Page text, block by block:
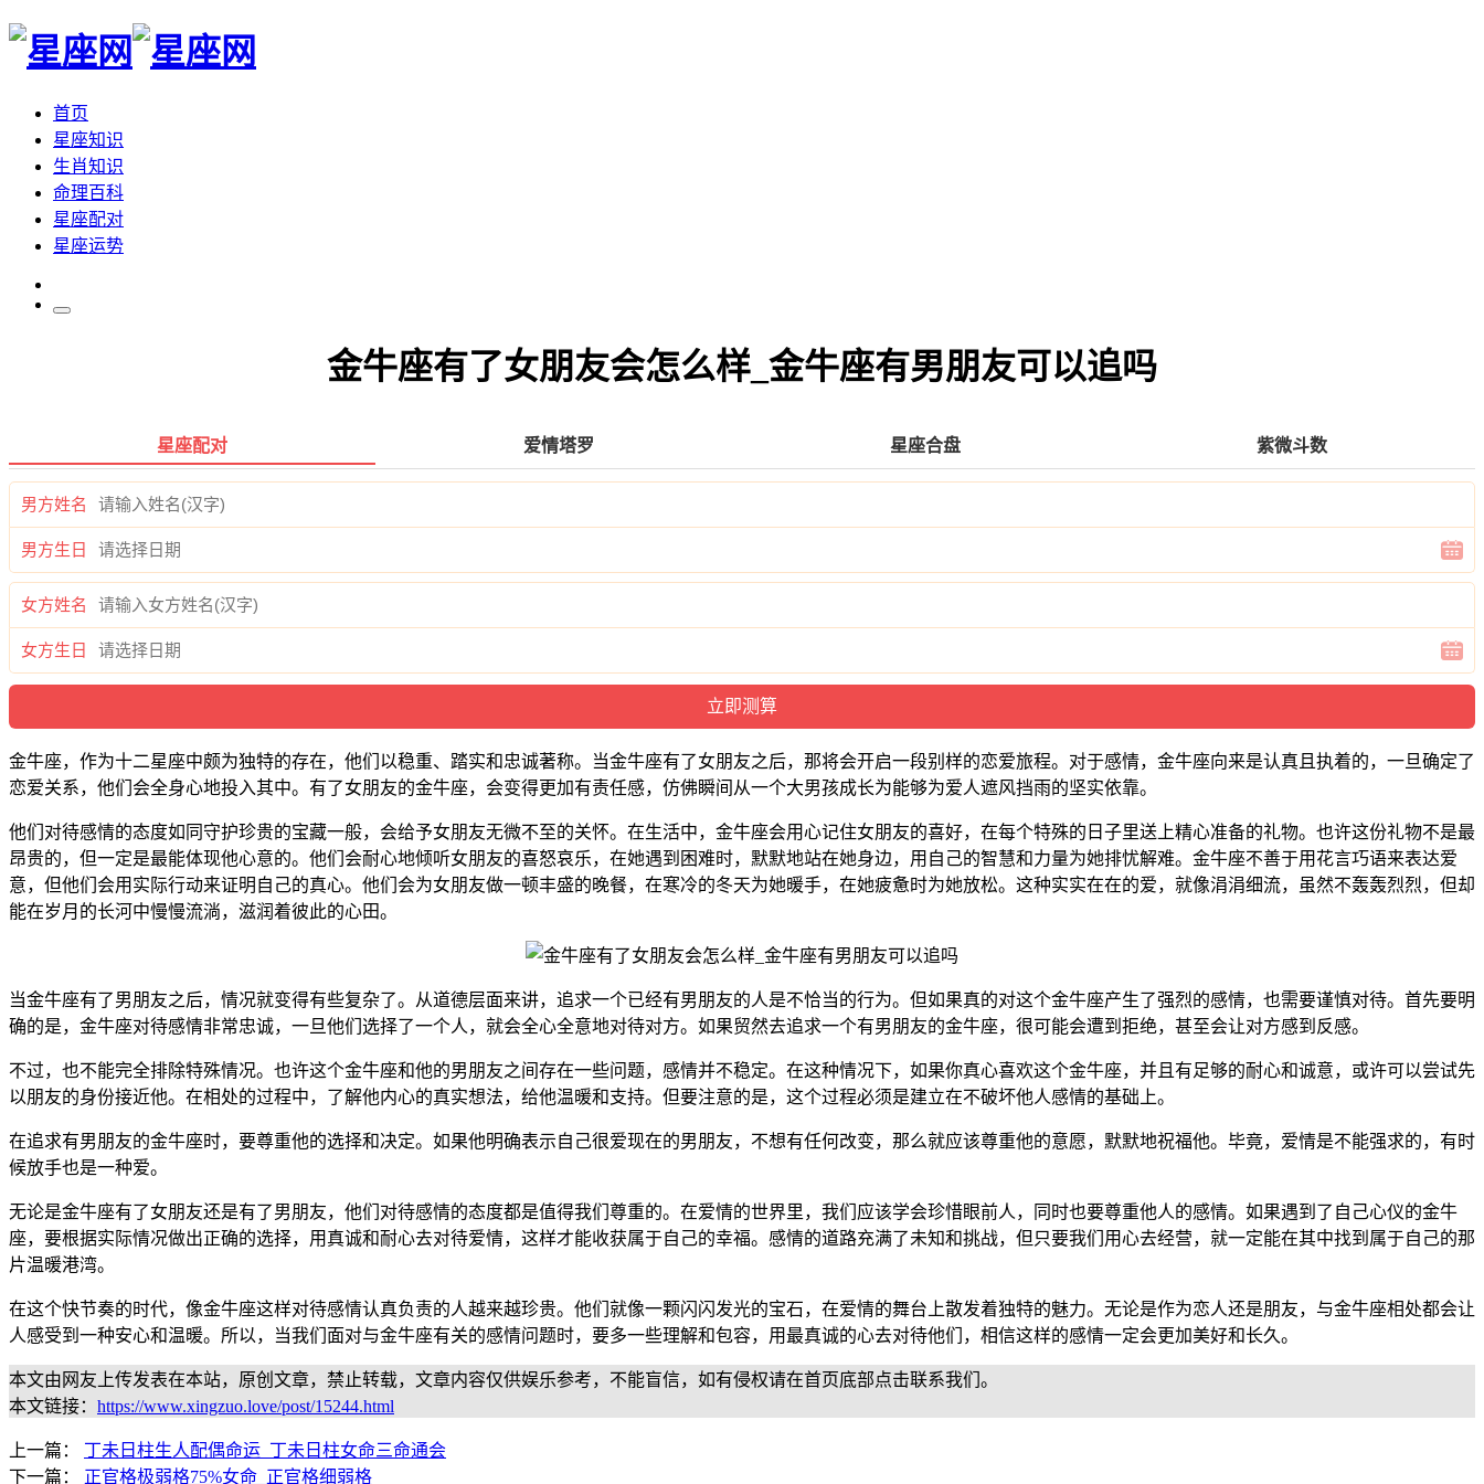
首页
星座知识
生肖知识
命理百科
星座配对
星座运势
金牛座有了女朋友会怎么样_金牛座有男朋友可以追吗
星座配对 爱情塔罗 星座合盘 紫微斗数
男方姓名
男方生日
女方姓名
女方生日
金牛座，作为十二星座中颇为独特的存在，他们以稳重、踏实和忠诚著称。当金牛座有了女朋友之后，那将会开启一段别样的恋爱旅程。对于感情，金牛座向来是认真且执着的，一旦确定了
恋爱关系，他们会全身心地投入其中。有了女朋友的金牛座，会变得更加有责任感，仿佛瞬间从一个大男孩成长为能够为爱人遮风挡雨的坚实依靠。
他们对待感情的态度如同守护珍贵的宝藏一般，会给予女朋友无微不至的关怀。在生活中，金牛座会用心记住女朋友的喜好，在每个特殊的日子里送上精心准备的礼物。也许这份礼物不是最
昂贵的，但一定是最能体现他心意的。他们会耐心地倾听女朋友的喜怒哀乐，在她遇到困难时，默默地站在她身边，用自己的智慧和力量为她排忧解难。金牛座不善于用花言巧语来表达爱
意，但他们会用实际行动来证明自己的真心。他们会为女朋友做一顿丰盛的晚餐，在寒冷的冬天为她暖手，在她疲惫时为她放松。这种实实在在的爱，就像涓涓细流，虽然不轰轰烈烈，但却
能在岁月的长河中慢慢流淌，滋润着彼此的心田。
当金牛座有了男朋友之后，情况就变得有些复杂了。从道德层面来讲，追求一个已经有男朋友的人是不恰当的行为。但如果真的对这个金牛座产生了强烈的感情，也需要谨慎对待。首先要明
确的是，金牛座对待感情非常忠诚，一旦他们选择了一个人，就会全心全意地对待对方。如果贸然去追求一个有男朋友的金牛座，很可能会遭到拒绝，甚至会让对方感到反感。
不过，也不能完全排除特殊情况。也许这个金牛座和他的男朋友之间存在一些问题，感情并不稳定。在这种情况下，如果你真心喜欢这个金牛座，并且有足够的耐心和诚意，或许可以尝试先
以朋友的身份接近他。在相处的过程中，了解他内心的真实想法，给他温暖和支持。但要注意的是，这个过程必须是建立在不破坏他人感情的基础上。
在追求有男朋友的金牛座时，要尊重他的选择和决定。如果他明确表示自己很爱现在的男朋友，不想有任何改变，那么就应该尊重他的意愿，默默地祝福他。毕竟，爱情是不能强求的，有时
候放手也是一种爱。
无论是金牛座有了女朋友还是有了男朋友，他们对待感情的态度都是值得我们尊重的。在爱情的世界里，我们应该学会珍惜眼前人，同时也要尊重他人的感情。如果遇到了自己心仪的金牛
座，要根据实际情况做出正确的选择，用真诚和耐心去对待爱情，这样才能收获属于自己的幸福。感情的道路充满了未知和挑战，但只要我们用心去经营，就一定能在其中找到属于自己的那
片温暖港湾。
在这个快节奏的时代，像金牛座这样对待感情认真负责的人越来越珍贵。他们就像一颗闪闪发光的宝石，在爱情的舞台上散发着独特的魅力。无论是作为恋人还是朋友，与金牛座相处都会让
人感受到一种安心和温暖。所以，当我们面对与金牛座有关的感情问题时，要多一些理解和包容，用最真诚的心去对待他们，相信这样的感情一定会更加美好和长久。
本文由网友上传发表在本站，原创文章，禁止转载，文章内容仅供娱乐参考，不能盲信，如有侵权请在首页底部点击联系我们。
本文链接： https://www.xingzuo.love/post/15244.html
上一篇： 丁未日柱生人配偶命运_丁未日柱女命三命通会
下一篇： 正官格极弱格75%女命_正官格细弱格